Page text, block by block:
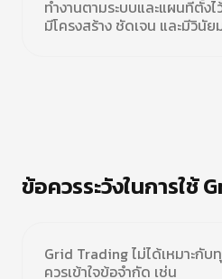
ทำงานตามระบบและแผนที่ตั้งไ
มีโครงสร้าง ชัดเจน และมีวินั
ข้อควรระวังในการใช้
Grid Trading ไม่ได้เหมาะกับ
ควรเข้าใจข้อจำกัด เช่น